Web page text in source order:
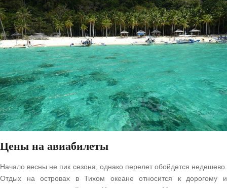
Цены на авиабилеты
Начало весны не пик сезона, однако перелет обойдется недешево.
Отдых на островах в Тихом океане относится к дорогому и